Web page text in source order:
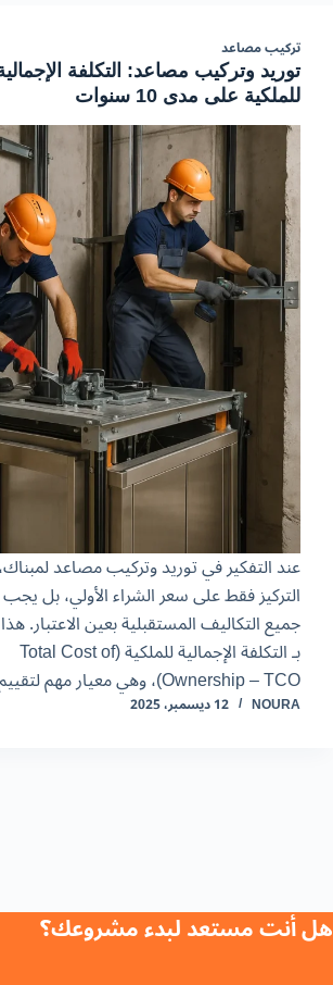
تركيب مصاعد
توريد وتركيب مصاعد: التكلفة
للملكية على مدى 10 سنوات
عند التفكير في توريد وتركيب مصاعد
التركيز فقط على سعر الشراء الأولي، بل
جميع التكاليف المستقبلية بعين الاعتبار.
بـ التكلفة الإجمالية للملكية (Total Cost of
Ownership – TCO)، وهي معيار مهم لتقييم…
NOURA 12 ديسمبر، 2025
هل أنت مستعد لبدء مشروعك؟